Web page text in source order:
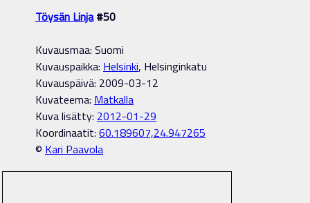
Töysän Linja#50
Kuvausmaa: Suomi
Kuvauspaikka: Helsinki, Helsinginkatu
Kuvauspäivä: 2009-03-12
Kuvateema: Matkalla
Kuva lisätty: 2012-01-29
Koordinaatit: 60.189607,24.947265
© Kari Paavola